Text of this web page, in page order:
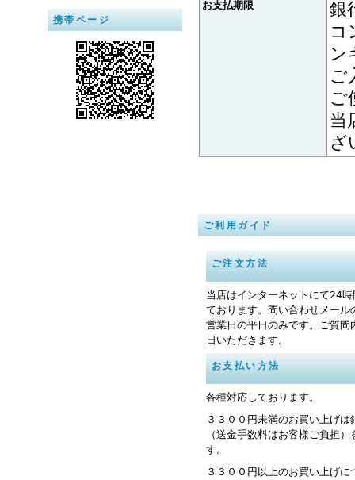
携帯ページ
お支払期限
銀
コ
ン
ご
ご
当
ざ
ご利用ガイド
ご注文方法
当店はインターネットにて24
ております。問い合わせメール
営業日の平日のみです。ご質問
日いただきます。
お支払い方法
各種対応しております。
３３００円未満のお買い上げ
（送金手数料はお客様ご負担
す。
３３００円以上のお買い上げ